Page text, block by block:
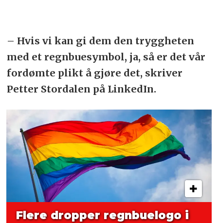
– Hvis vi kan gi dem den tryggheten
med et regnbuesymbol, ja, så er det vår
fordømte plikt å gjøre det, skriver
Petter Stordalen på LinkedIn.
Flere dropper regnbuelogo i